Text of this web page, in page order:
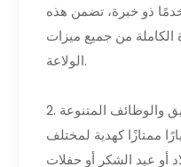
ذو خبرة، تضمن هذه
الكاملة من جميع ميزات
الولاعة.
2. خيار هدية رائع: التغليف الأنيق والوظائف المتنوعة
ممتازًا كهدية لمختلف
أو عيد الشكر أو حفلات